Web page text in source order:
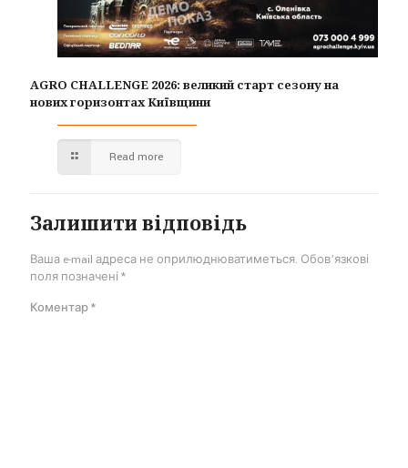
AGRO CHALLENGE 2026: великий старт сезону на
нових горизонтах Київщини
Read more
Залишити відповідь
Ваша e-mail адреса не оприлюднюватиметься. Обов’язкові
поля позначені *
Коментар*